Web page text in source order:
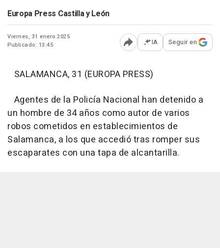
Europa Press Castilla y León
Viernes, 31 enero 2025
Publicado: 13:45
Abrir opciones para
IA Seguir en
SALAMANCA, 31 (EUROPA PRESS)
Agentes de la Policía Nacional han detenido a
un hombre de 34 años como autor de varios
robos cometidos en establecimientos de
Salamanca, a los que accedió tras romper sus
escaparates con una tapa de alcantarilla.